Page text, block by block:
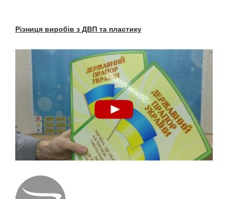
Різниця виробів з ДВП та пластику